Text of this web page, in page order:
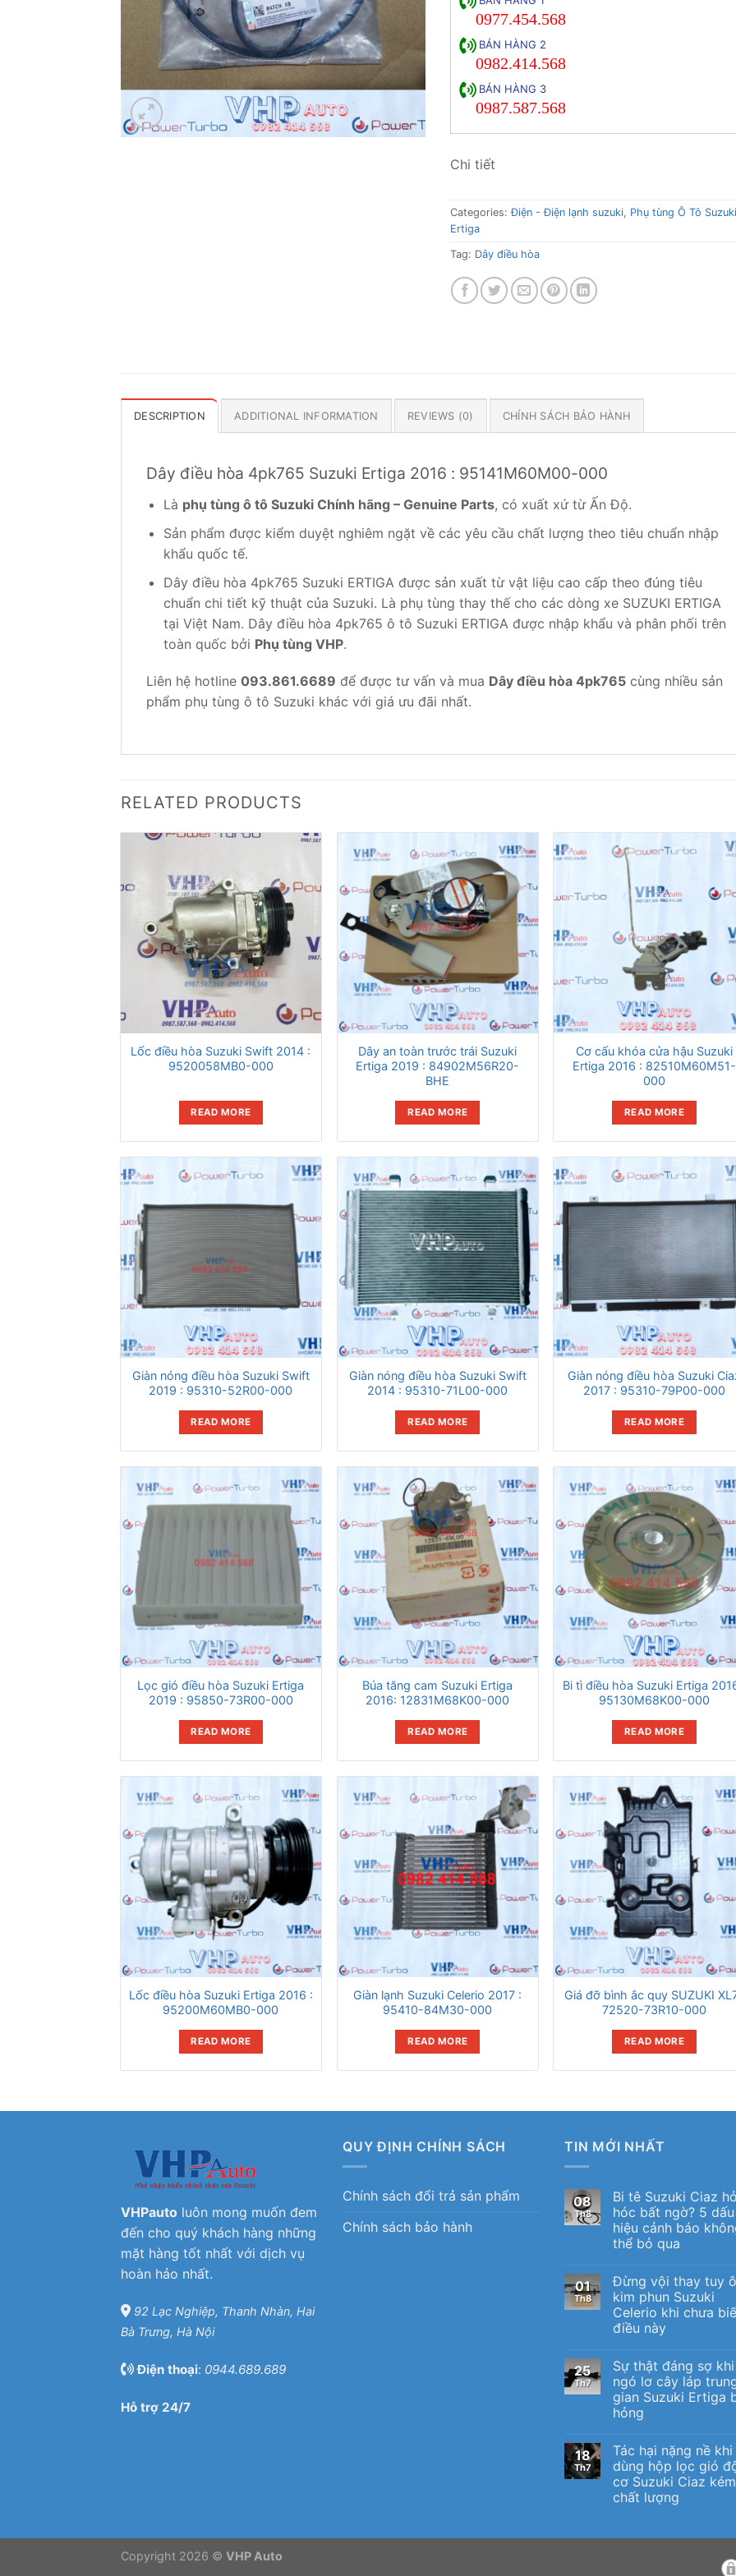
0977.454.568
BÁN HÀNG 2
0982.414.568
BÁN HÀNG 3
0987.587.568
Chi tiết
Categories:Điện - Điện lạnh suzuki, Phụ tùng Ô Tô Suzuki
Ertiga
Tag: Dây điều hòa
DESCRIPTION ADDITIONAL INFORMATION REVIEWS (0) CHÍNH SÁCH BẢO HÀNH
Dây điều hòa 4pk765 Suzuki Ertiga 2016 : 95141M60M00-000
Là phụ tùng ô tô Suzuki Chính hãng – Genuine Parts, có xuất xứ từ Ấn Độ.
Sản phẩm được kiểm duyệt nghiêm ngặt về các yêu cầu chất lượng theo tiêu chuẩn nhập
khẩu quốc tế.
Dây điều hòa 4pk765 Suzuki ERTIGA được sản xuất từ vật liệu cao cấp theo đúng tiêu
chuẩn chi tiết kỹ thuật của Suzuki. Là phụ tùng thay thế cho các dòng xe SUZUKI ERTIGA
tại Việt Nam. Dây điều hòa 4pk765 ô tô Suzuki ERTIGA được nhập khẩu và phân phối trên
toàn quốc bởi Phụ tùng VHP.
Liên hệ hotline 093.861.6689 để được tư vấn và mua Dây điều hòa 4pk765 cùng nhiều sản
phẩm phụ tùng ô tô Suzuki khác với giá ưu đãi nhất.
RELATED PRODUCTS
Lốc điều hòa Suzuki Swift 2014 :
9520058MB0-000
READ MORE
Dây an toàn trước trái Suzuki
Ertiga 2019 : 84902M56R20-
BHE
READ MORE
Cơ cấu khóa cửa hậu Suzuki
Ertiga 2016 : 82510M60M51-
000
READ MORE
Giàn nóng điều hòa Suzuki Swift
2019 : 95310-52R00-000
READ MORE
Giàn nóng điều hòa Suzuki Swift
2014 : 95310-71L00-000
READ MORE
Giàn nóng điều hòa Suzuki
2017 : 95310-79P00-000
READ MORE
Lọc gió điều hòa Suzuki Ertiga
2019 : 95850-73R00-000
READ MORE
Búa tăng cam Suzuki Ertiga
2016: 12831M68K00-000
READ MORE
Bi tì điều hòa Suzuki Ertiga
95130M68K00-000
READ MORE
Lốc điều hòa Suzuki Ertiga 2016 :
95200M60MB0-000
READ MORE
Giàn lạnh Suzuki Celerio 2017 :
95410-84M30-000
READ MORE
Giá đỡ bình ắc quy SUZUKI
72520-73R10-000
READ MORE
VHPauto luôn mong muốn đem
đến cho quý khách hàng những
mặt hàng tốt nhất với dịch vụ
hoàn hảo nhất.
92 Lạc Nghiệp, Thanh Nhàn, Hai
Bà Trưng, Hà Nội
Điện thoại: 0944.689.689
Hỗ trợ 24/7
QUY ĐỊNH CHÍNH SÁCH
Chính sách đổi trả sản phẩm
Chính sách bảo hành
TIN MỚI NHẤT
08
Th8
Bi tê Suzuki Ciaz
hóc bất ngờ? 5 dấu
hiệu cảnh báo
thể bỏ qua
01
Th8
Đừng vội thay tuy ô
kim phun Suzuki
Celerio khi chưa
điều này
25
Th7
Sự thật đáng sợ khi
ngó lơ cây láp
gian Suzuki Ertiga
hỏng
18
Th7
Tác hại nặng nề khi
dùng hộp lọc gió
cơ Suzuki Ciaz kém
chất lượng
Copyright 2026 © VHP Auto